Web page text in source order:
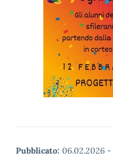
Pubblicato: 06.02.2026 -